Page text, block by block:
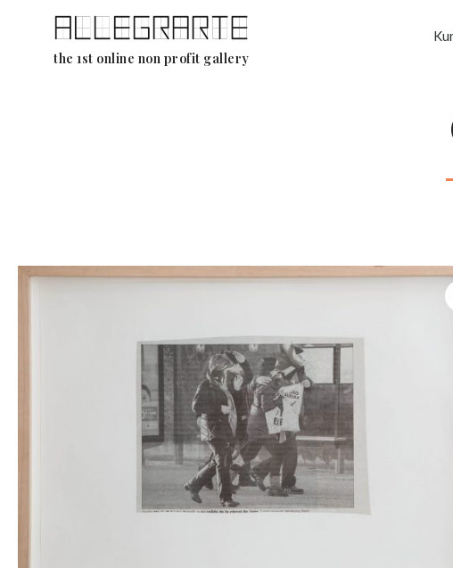
the 1st online non profit gallery